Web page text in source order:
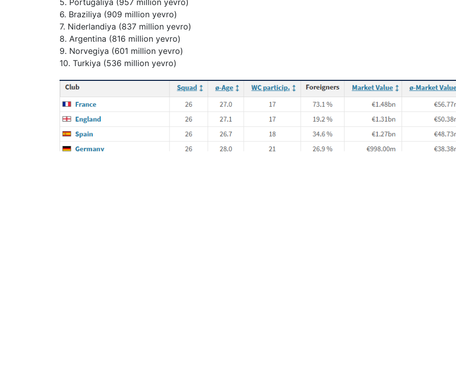
5. Portugaliya (957 million yevro)
6. Braziliya (909 million yevro)
7. Niderlandiya (837 million yevro)
8. Argentina (816 million yevro)
9. Norvegiya (601 million yevro)
10. Turkiya (536 million yevro)